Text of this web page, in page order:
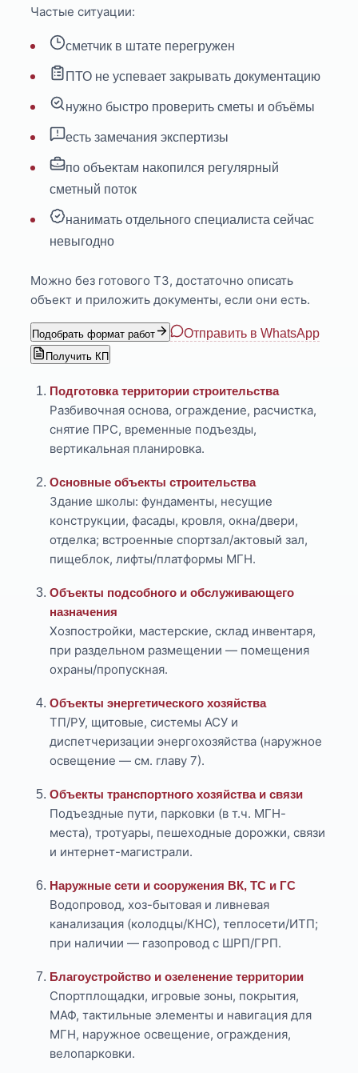
Частые ситуации:
сметчик в штате перегружен
ПТО не успевает закрывать документацию
нужно быстро проверить сметы и объёмы
есть замечания экспертизы
по объектам накопился регулярный
сметный поток
нанимать отдельного специалиста сейчас
невыгодно
Можно без готового ТЗ, достаточно описать
объект и приложить документы, если они есть.
Подобрать формат работ Отправить в WhatsApp
Получить КП
Подготовка территории строительства
Разбивочная основа, ограждение, расчистка,
снятие ПРС, временные подъезды,
вертикальная планировка.
Основные объекты строительства
Здание школы: фундаменты, несущие
конструкции, фасады, кровля, окна/двери,
отделка; встроенные спортзал/актовый зал,
пищеблок, лифты/платформы МГН.
Объекты подсобного и обслуживающего
назначения
Хозпостройки, мастерские, склад инвентаря,
при раздельном размещении — помещения
охраны/пропускная.
Объекты энергетического хозяйства
ТП/РУ, щитовые, системы АСУ и
диспетчеризации энергохозяйства (наружное
освещение — см. главу 7).
Объекты транспортного хозяйства и связи
Подъездные пути, парковки (в т.ч. МГН-
места), тротуары, пешеходные дорожки, связи
и интернет-магистрали.
Наружные сети и сооружения ВК, ТС и ГС
Водопровод, хоз-бытовая и ливневая
канализация (колодцы/КНС), теплосети/ИТП;
при наличии — газопровод с ШРП/ГРП.
Благоустройство и озеленение территории
Спортплощадки, игровые зоны, покрытия,
МАФ, тактильные элементы и навигация для
МГН, наружное освещение, ограждения,
велопарковки.